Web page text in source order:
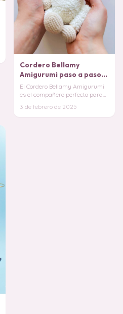
Cordero Bellamy
Amigurumi paso a paso
PATRON PDF
El Cordero Bellamy Amigurumi
es el compañero perfecto para
tejidos con un t
3 de febrero de 2025